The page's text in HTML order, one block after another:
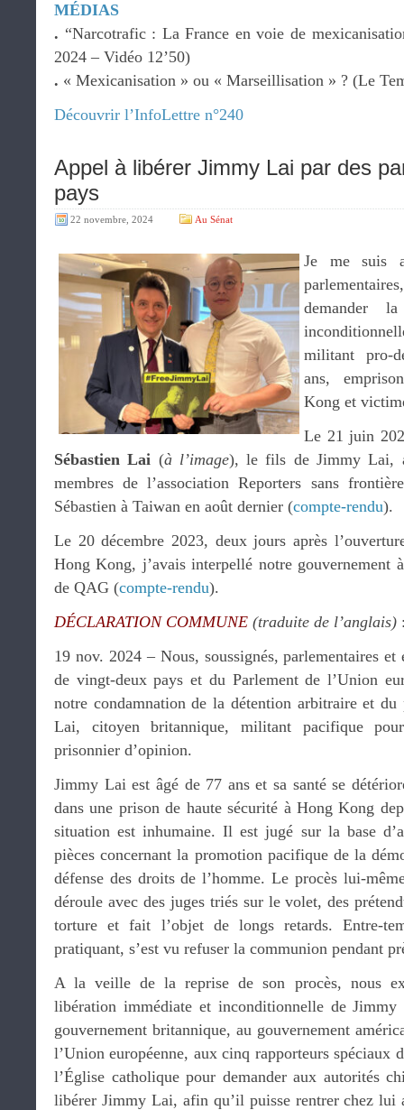
MÉDIAS
. “Narcotrafic : La France en voie de
2024 – Vidéo 12’50)
. « Mexicanisation » ou « Marseillisation » ? (Le
Découvrir l’InfoLettre n°240
Appel à libérer Jimmy Lai par des
pays
22 novembre, 2024 Au Sénat
Je me suis
demander
militant pro-
ans,
Kong et
Le 21 juin
Sébastien Lai (à l’image), le fils de Jimmy Lai,
membres de l’association Reporters sans
Sébastien à Taiwan en août dernier (compte-rendu).
Le 20 décembre 2023, deux jours après
Hong Kong, j’avais interpellé notre gouvernement
de QAG (compte-rendu).
DÉCLARATION COMMUNE (traduite de l’anglais)
19 nov. 2024 – Nous, soussignés, parlementaires et
de vingt-deux pays et du Parlement de l’Union
notre condamnation de la détention arbitraire et
Lai, citoyen britannique, militant pacifique
prisonnier d’opinion.
Jimmy Lai est âgé de 77 ans et sa santé se
dans une prison de haute sécurité à Hong Kong
situation est inhumaine. Il est jugé sur la base
pièces concernant la promotion pacifique de la
défense des droits de l’homme. Le procès lui-
déroule avec des juges triés sur le volet, des
torture et fait l’objet de longs retards. Entre-
pratiquant, s’est vu refuser la communion pendant
A la veille de la reprise de son procès, nous
libération immédiate et inconditionnelle de
gouvernement britannique, au gouvernement
l’Union européenne, aux cinq rapporteurs spéciaux
l’Église catholique pour demander aux autorités
libérer Jimmy Lai, afin qu’il puisse rentrer chez lui